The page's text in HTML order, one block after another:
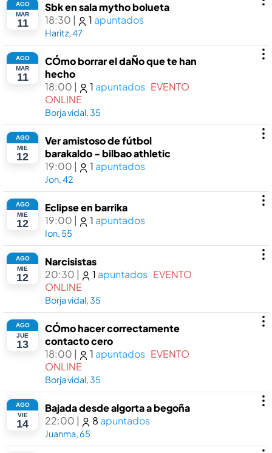
AGO
MAR
11
Sbk en sala mytho bolueta
18:30 | 1 apuntados
Haritz, 47
AGO
MAR
11
CÓmo borrar el daÑo que te han
hecho
18:00 | 1 apuntados EVENTO
ONLINE
Borja vidal, 35
AGO
MIE
12
Ver amistoso de fútbol
barakaldo - bilbao athletic
19:00 | 1 apuntados
Jon, 42
AGO
MIE
12
Eclipse en barrika
19:00 | 1 apuntados
Ion, 55
AGO
MIE
12
Narcisistas
20:30 | 1 apuntados EVENTO
ONLINE
Borja vidal, 35
AGO
JUE
13
CÓmo hacer correctamente
contacto cero
18:00 | 1 apuntados EVENTO
ONLINE
Borja vidal, 35
AGO
VIE
14
Bajada desde algorta a begoña
22:00 | 8 apuntados
Juanma, 65